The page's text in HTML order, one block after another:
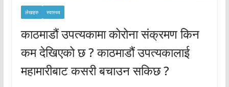
लेखहरु स्वास्थ्य
काठमाडौं उपत्यकामा कोरोना संक्रमण किन
कम देखिएको छ ? काठमाडौं उपत्यकालाई
महामारीबाट कसरी बचाउन सकिछ ?